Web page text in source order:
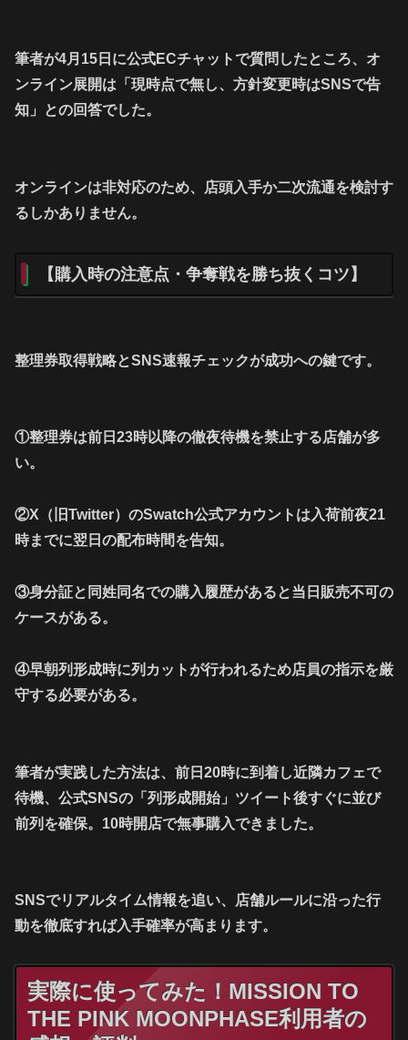
筆者が4月15日に公式ECチャットで質問したところ、オ
ンライン展開は「現時点で無し、方針変更時はSNSで告
知」との回答でした。
オンラインは非対応のため、店頭入手か二次流通を検討す
るしかありません。
【購入時の注意点・争奪戦を勝ち抜くコツ】
整理券取得戦略とSNS速報チェックが成功への鍵です。
①整理券は前日23時以降の徹夜待機を禁止する店舗が多
い。
②X（旧Twitter）のSwatch公式アカウントは入荷前夜21
時までに翌日の配布時間を告知。
③身分証と同姓同名での購入履歴があると当日販売不可の
ケースがある。
④早朝列形成時に列カットが行われるため店員の指示を厳
守する必要がある。
筆者が実践した方法は、前日20時に到着し近隣カフェで
待機、公式SNSの「列形成開始」ツイート後すぐに並び
前列を確保。10時開店で無事購入できました。
SNSでリアルタイム情報を追い、店舗ルールに沿った行
動を徹底すれば入手確率が高まります。
実際に使ってみた！MISSION TO
THE PINK MOONPHASE利用者の